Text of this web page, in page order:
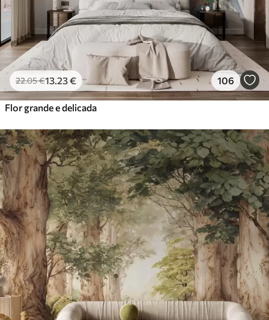
22.05€13 .23€ 106
Flor grande e delicada